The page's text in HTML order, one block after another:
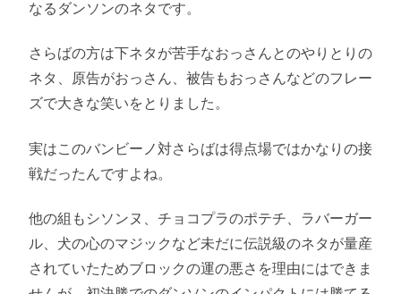
なるダンソンのネタです。
さらばの方は下ネタが苦手なおっさんとのやりとりの
ネタ、原告がおっさん、被告もおっさんなどのフレー
ズで大きな笑いをとりました。
実はこのバンビーノ対さらばは得点場ではかなりの接
戦だったんですよね。
他の組もシソンヌ、チョコプラのポテチ、ラバーガー
ル、犬の心のマジックなど未だに伝説級のネタが量産
されていたためブロックの運の悪さを理由にはできま